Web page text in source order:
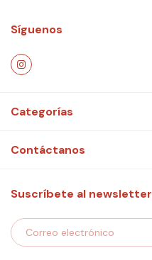
Síguenos
Categorías
Contáctanos
Suscríbete al newsletter